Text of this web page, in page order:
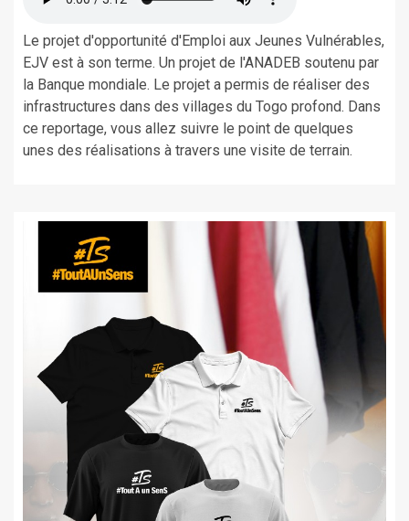
Le projet d'opportunité d'Emploi aux Jeunes Vulnérables,
EJV est à son terme. Un projet de l'ANADEB soutenu par
la Banque mondiale. Le projet a permis de réaliser des
infrastructures dans des villages du Togo profond. Dans
ce reportage, vous allez suivre le point de quelques
unes des réalisations à travers une visite de terrain.